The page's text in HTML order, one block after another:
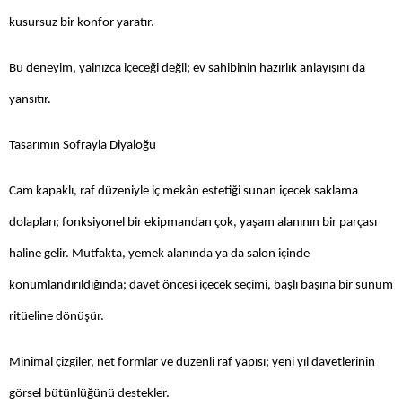
kusursuz bir konfor yaratır.
Bu deneyim, yalnızca içeceği değil; ev sahibinin hazırlık anlayışını da
yansıtır.
Tasarımın Sofrayla Diyaloğu
Cam kapaklı, raf düzeniyle iç mekân estetiği sunan içecek saklama
dolapları; fonksiyonel bir ekipmandan çok, yaşam alanının bir parçası
haline gelir. Mutfakta, yemek alanında ya da salon içinde
konumlandırıldığında; davet öncesi içecek seçimi, başlı başına bir sunum
ritüeline dönüşür.
Minimal çizgiler, net formlar ve düzenli raf yapısı; yeni yıl davetlerinin
görsel bütünlüğünü destekler.